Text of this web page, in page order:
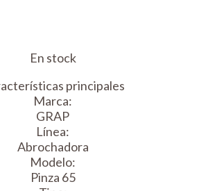
En stock
principales
Marca:
GRAP
Línea:
Abrochadora
Modelo:
Pinza 65